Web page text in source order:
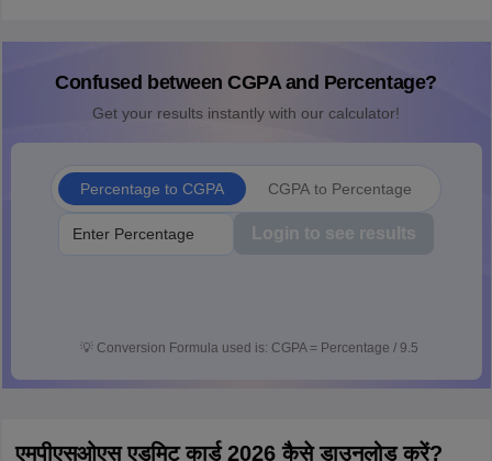
Confused between CGPA and Percentage?
Get your results instantly with our calculator!
Percentage to CGPA CGPA to Percentage
Login to see results
💡 Conversion Formula used is: CGPA = Percentage / 9.5
एमपीएसओएस एडमिट कार्ड 2026 कैसे डाउनलोड करें?